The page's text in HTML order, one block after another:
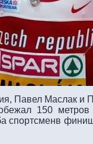
Павел Маслак и
150
спортсменв